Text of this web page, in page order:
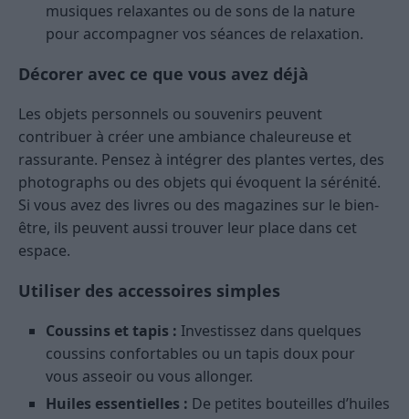
musiques relaxantes ou de sons de la nature
pour accompagner vos séances de relaxation.
Décorer avec ce que vous avez déjà
Les objets personnels ou souvenirs peuvent
contribuer à créer une ambiance chaleureuse et
rassurante. Pensez à intégrer des plantes vertes, des
photographs ou des objets qui évoquent la sérénité.
Si vous avez des livres ou des magazines sur le bien-
être, ils peuvent aussi trouver leur place dans cet
espace.
Utiliser des accessoires simples
Coussins et tapis : Investissez dans quelques
coussins confortables ou un tapis doux pour
vous asseoir ou vous allonger.
Huiles essentielles : De petites bouteilles d’huiles